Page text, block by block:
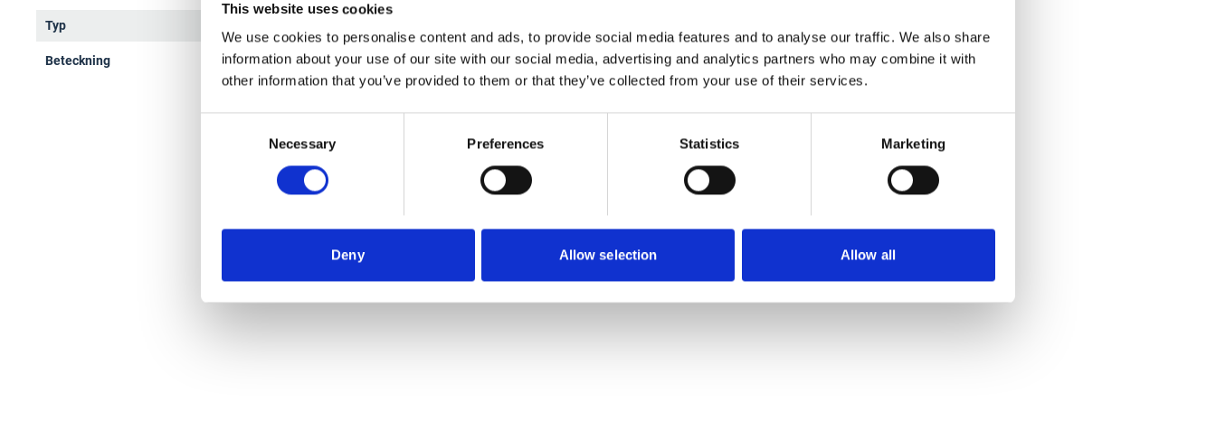
This website uses cookies
We use cookies to personalise content and ads, to provide social media features and to analyse our traffic. We also share
information about your use of our site with our social media, advertising and analytics partners who may combine it with
other information that you’ve provided to them or that they’ve collected from your use of their services.
Necessary Preferences Statistics Marketing
Deny Allow selection Allow all
Typ
Beteckning WHG-1